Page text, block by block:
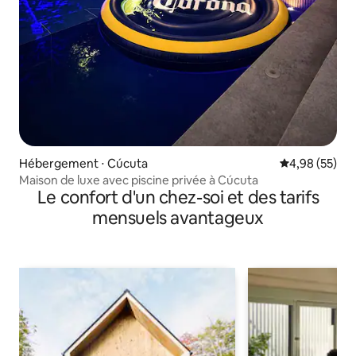
Hébergement ⋅ Cúcuta Évaluation
4,98 (55)
Maison de luxe avec piscine privée à Cúcuta
Le confort d'un chez-soi et des tarifs
mensuels avantageux